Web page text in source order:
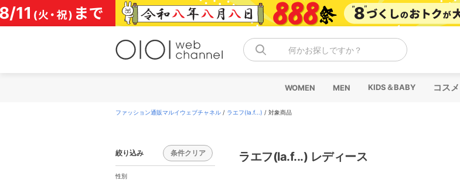
コ
ン
テ
何かお探しですか？
WOMEN MEN KIDS＆BABY コスメ
ファッション通販マルイウェブチャネル / ラエフ(la.f...) / 対象商品
絞り込み 条件クリア
性別
ラエフ(la.f...) レディース